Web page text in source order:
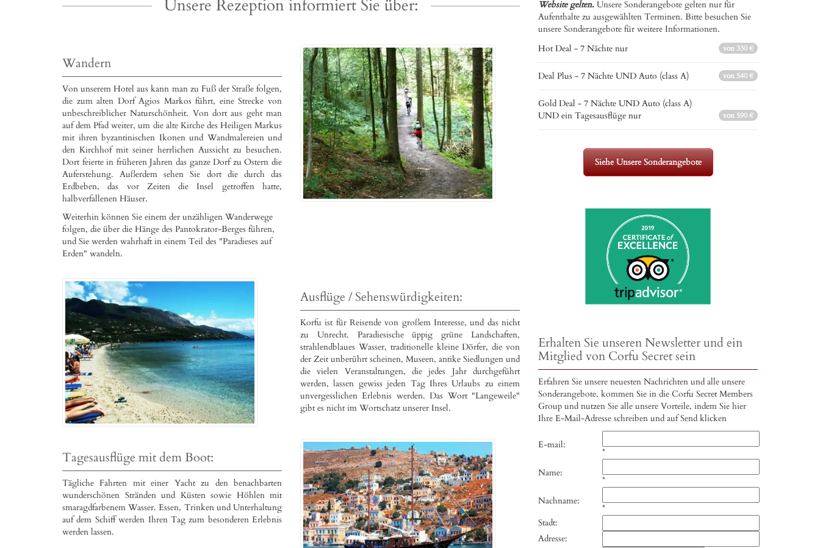
Unsere Rezeption informiert Sie über:
Wandern
Von unserem Hotel aus kann man zu Fuß der Straße folgen,
die zum alten Dorf Agios Markos führt, eine Strecke von
unbeschreiblicher Naturschönheit. Von dort aus geht man
auf dem Pfad weiter, um die alte Kirche des Heiligen Markus
mit ihren byzantinischen Ikonen und Wandmalereien und
den Kirchhof mit seiner herrlichen Aussicht zu besuchen.
Dort feierte in früheren Jahren das ganze Dorf zu Ostern die
Auferstehung. Außerdem sehen Sie dort die durch das
Erdbeben, das vor Zeiten die Insel getroffen hatte,
halbverfallenen Häuser.
Weiterhin können Sie einem der unzähligen Wanderwege
folgen, die über die Hänge des Pantokrator-Berges führen,
und Sie werden wahrhaft in einem Teil des "Paradieses auf
Erden" wandeln.
Ausflüge / Sehenswürdigkeiten:
Korfu ist für Reisende von großem Interesse, und das nicht
zu Unrecht. Paradiesische üppig grüne Landschaften,
strahlendblaues Wasser, traditionelle kleine Dörfer, die von
der Zeit unberührt scheinen, Museen, antike Siedlungen und
die vielen Veranstaltungen, die jedes Jahr durchgeführt
werden, lassen gewiss jeden Tag Ihres Urlaubs zu einem
unvergesslichen Erlebnis werden. Das Wort "Langeweile"
gibt es nicht im Wortschatz unserer Insel.
Tagesausflüge mit dem Boot:
Tägliche Fahrten mit einer Yacht zu den benachbarten
wunderschönen Stränden und Küsten sowie Höhlen mit
smaragdfarbenem Wasser. Essen, Trinken und Unterhaltung
auf dem Schiff werden Ihren Tag zum besonderen Erlebnis
werden lassen.
Website gelten. Unsere Sonderangebote gelten nur für
Aufenthalte zu ausgewählten Terminen. Bitte besuchen Sie
unsere Sonderangebote für weitere Informationen.
Hot Deal - 7 Nächte nur
von 330 €
Deal Plus - 7 Nächte UND Auto (class A) von 540 €
Gold Deal - 7 Nächte UND Auto (class A)
UND ein Tagesausflüge nur
von 590 €
Siehe Unsere Sonderangebote
Erhalten Sie unseren Newsletter und ein
Mitglied von Corfu Secret sein
Erfahren Sie unsere neuesten Nachrichten und alle unsere
Sonderangebote, kommen Sie in die Corfu Secret Members
Group und nutzen Sie alle unsere Vorteile, indem Sie hier
Ihre E-Mail-Adresse schreiben und auf Send klicken
E-mail:
*
Name:
*
Nachname:
*
Stadt:
Adresse: